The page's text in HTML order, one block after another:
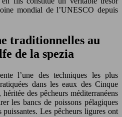
mondial de l’UNESCO depuis
traditionnelles au
de la spezia
l’une des techniques les plus
dans les eaux des Cinque
des pêcheurs méditerranéens
les bancs de poissons pélagiques
puissantes. Les pêcheurs ligures ont